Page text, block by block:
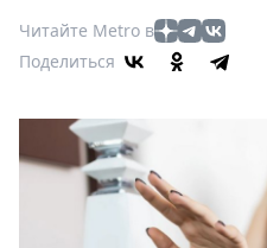
Кино
Афиша
Выставки
Пресс-
релизы
Читайте Metro в
Поделиться